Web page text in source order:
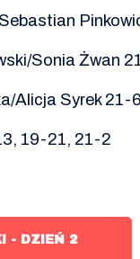
Sonia Żwan
Alicja Syrek 21-
19-21, 21-2
- DZIEŃ 2